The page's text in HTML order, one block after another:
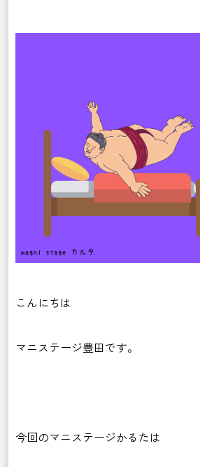
こんにちは
マニステージ豊田です。
今回のマニステージかるたは